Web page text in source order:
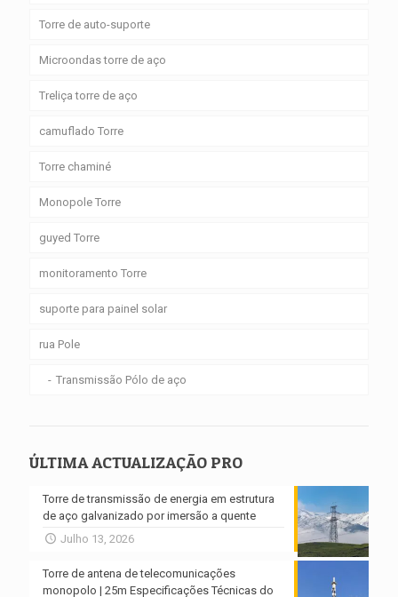
Torre de auto-suporte
Microondas torre de aço
Treliça torre de aço
camuflado Torre
Torre chaminé
Monopole Torre
guyed Torre
monitoramento Torre
suporte para painel solar
rua Pole
Transmissão Pólo de aço
ÚLTIMA ACTUALIZAÇÃO PRO
Torre de transmissão de energia em estrutura
de aço galvanizado por imersão a quente
Julho 13, 2026
Torre de antena de telecomunicações
monopolo | 25m Especificações Técnicas do